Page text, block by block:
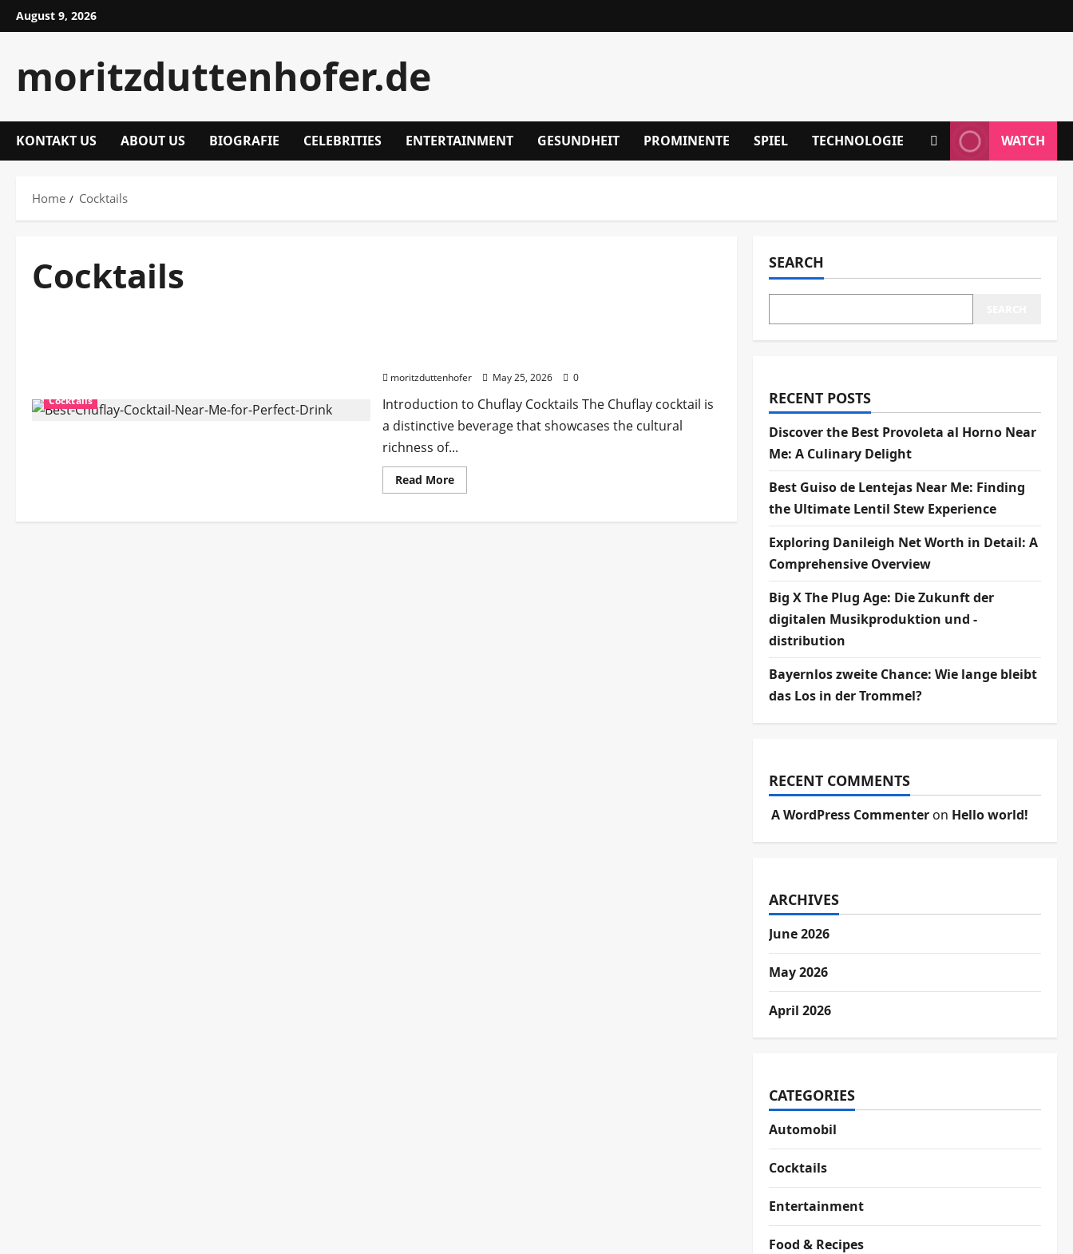
Skip
to
August 9, 2026
moritzduttenhofer.de
KONTAKT US ABOUT US BIOGRAFIE CELEBRITIES ENTERTAINMENT GESUNDHEIT PROMINENTE SPIEL TECHNOLOGIE WATCH
Home Cocktails
Cocktails
Cocktails
moritzduttenhofer May 25, 2026 0
Introduction to Chuflay Cocktails The Chuflay cocktail is
a distinctive beverage that showcases the cultural
richness of...
Read MoreRead
more
the
SEARCH
RECENT POSTS
Discover the Best Provoleta al Horno Near
Me: A Culinary Delight
Best Guiso de Lentejas Near Me: Finding
the Ultimate Lentil Stew Experience
Exploring Danileigh Net Worth in Detail: A
Comprehensive Overview
Big X The Plug Age: Die Zukunft der
digitalen Musikproduktion und -
distribution
Bayernlos zweite Chance: Wie lange bleibt
das Los in der Trommel?
RECENT COMMENTS
A WordPress Commenteron Hello world!
ARCHIVES
June 2026
May 2026
April 2026
CATEGORIES
Automobil
Cocktails
Entertainment
Food & Recipes